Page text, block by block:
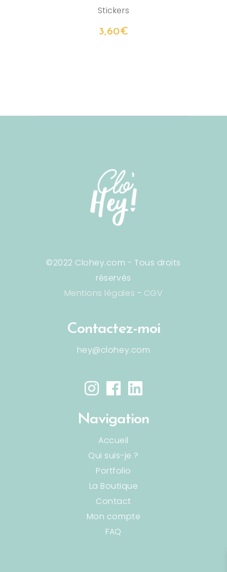
Stickers
3,60€
©2022 Clohey.com - Tous droits
réservés
Mentions légales - CGV
Contactez-moi
hey@clohey.com
Navigation
Accueil
Qui suis-je ?
Portfolio
La Boutique
Contact
Mon compte
FAQ